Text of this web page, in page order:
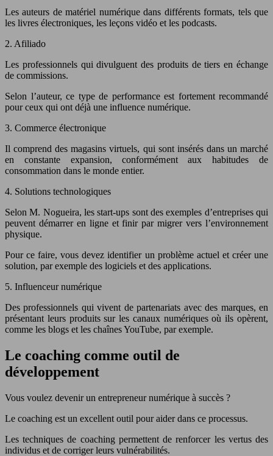
Les auteurs de matériel numérique dans différents formats, tels que
les livres électroniques, les leçons vidéo et les podcasts.
2. Afiliado
Les professionnels qui divulguent des produits de tiers en échange
de commissions.
Selon l’auteur, ce type de performance est fortement recommandé
pour ceux qui ont déjà une influence numérique.
3. Commerce électronique
Il comprend des magasins virtuels, qui sont insérés dans un marché
en constante expansion, conformément aux habitudes de
consommation dans le monde entier.
4. Solutions technologiques
Selon M. Nogueira, les start-ups sont des exemples d’entreprises qui
peuvent démarrer en ligne et finir par migrer vers l’environnement
physique.
Pour ce faire, vous devez identifier un problème actuel et créer une
solution, par exemple des logiciels et des applications.
5. Influenceur numérique
Des professionnels qui vivent de partenariats avec des marques, en
présentant leurs produits sur les canaux numériques où ils opèrent,
comme les blogs et les chaînes YouTube, par exemple.
Le coaching comme outil de
développement
Vous voulez devenir un entrepreneur numérique à succès ?
Le coaching est un excellent outil pour aider dans ce processus.
Les techniques de coaching permettent de renforcer les vertus des
individus et de corriger leurs vulnérabilités.